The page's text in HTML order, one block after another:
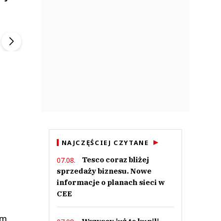
NAJCZĘŚCIEJ CZYTANE
07.08.
Tesco coraz bliżej
sprzedaży biznesu. Nowe
informacje o planach sieci w
CEE